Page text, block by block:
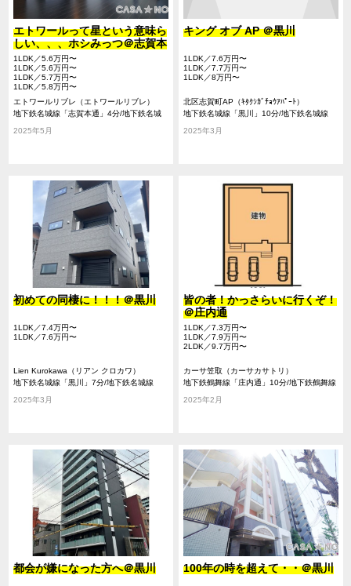
エトワールって星という意味ら
しい、、、ホシみっつ＠志賀本
通
1LDK／5.6万円〜
1LDK／5.6万円〜
1LDK／5.7万円〜
1LDK／5.8万円〜
エトワールリブレ（エトワールリブレ）
地下鉄名城線「志賀本通」4分/地下鉄名城
線「黒川」12分/名鉄瀬戸線「尼ヶ坂」13分
2025年5月
キング オブ AP ＠黒川
1LDK／7.6万円〜
1LDK／7.7万円〜
1LDK／8万円〜
北区志賀町AP（ｷﾀｸｼｶﾞﾁｮｳｱﾊﾟｰﾄ）
地下鉄名城線「黒川」10分/地下鉄名城線
「志賀本通」12分/地下鉄上飯田線「上飯
田」23分
2025年3月
初めての同棲に！！！＠黒川
1LDK／7.4万円〜
1LDK／7.6万円〜
Lien Kurokawa（リアン クロカワ）
地下鉄名城線「黒川」7分/地下鉄名城線
2025年3月
皆の者！かっさらいに行くぞ！
＠庄内通
1LDK／7.3万円〜
1LDK／7.9万円〜
2LDK／9.7万円〜
カーサ笠取（カーサカサトリ）
地下鉄鶴舞線「庄内通」10分/地下鉄鶴舞線
2025年2月
都会が嫌になった方へ＠黒川 100年の時を超えて・・＠黒川